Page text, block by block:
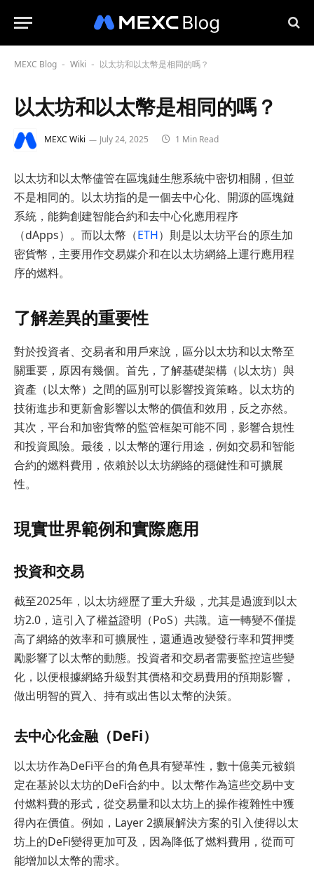
MEXC Blog - Wiki - 以太坊和以太幣是相同的嗎？
以太坊和以太幣是相同的嗎？
MEXC Wiki July 24, 2025 1 Min Read
以太坊和以太幣儘管在區塊鏈生態系統中密切相關，但並
不是相同的。以太坊指的是一個去中心化、開源的區塊鏈
系統，能夠創建智能合約和去中心化應用程序
（dApps）。而以太幣（ETH）則是以太坊平台的原生加
密貨幣，主要用作交易媒介和在以太坊網絡上運行應用程
序的燃料。
了解差異的重要性
對於投資者、交易者和用戶來說，區分以太坊和以太幣至
關重要，原因有幾個。首先，了解基礎架構（以太坊）與
資產（以太幣）之間的區別可以影響投資策略。以太坊的
技術進步和更新會影響以太幣的價值和效用，反之亦然。
其次，平台和加密貨幣的監管框架可能不同，影響合規性
和投資風險。最後，以太幣的運行用途，例如交易和智能
合約的燃料費用，依賴於以太坊網絡的穩健性和可擴展
性。
現實世界範例和實際應用
投資和交易
截至2025年，以太坊經歷了重大升級，尤其是過渡到以太
坊2.0，這引入了權益證明（PoS）共識。這一轉變不僅提
高了網絡的效率和可擴展性，還通過改變發行率和質押獎
勵影響了以太幣的動態。投資者和交易者需要監控這些變
化，以便根據網絡升級對其價格和交易費用的預期影響，
做出明智的買入、持有或出售以太幣的決策。
去中心化金融（DeFi）
以太坊作為DeFi平台的角色具有變革性，數十億美元被鎖
定在基於以太坊的DeFi合約中。以太幣作為這些交易中支
付燃料費的形式，從交易量和以太坊上的操作複雜性中獲
得內在價值。例如，Layer 2擴展解決方案的引入使得以太
坊上的DeFi變得更加可及，因為降低了燃料費用，從而可
能增加以太幣的需求。